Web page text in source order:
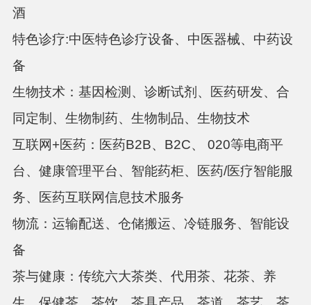
酒
特色诊疗:中医特色诊疗设备、中医器械、中药设
备
生物技术：基因检测、诊断试剂、医药研发、合
同定制、生物制药、生物制品、生物技术
互联网+医药：医药B2B、B2C、 020等电商平
台、健康管理平台、智能药柜、医药/医疗智能服
务、医药互联网信息技术服务
物流：运输配送、仓储搬运、冷链服务、智能设
备
茶与健康：传统六大茶类、代用茶、花茶、养